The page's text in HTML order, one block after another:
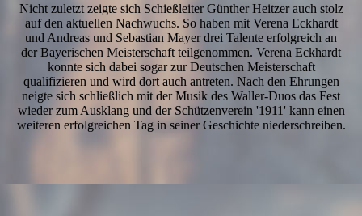
Nicht zuletzt zeigte sich Schießleiter Günther Heitzer auch stolz
auf den aktuellen Nachwuchs. So haben mit Verena Eckhardt
und Andreas und Sebastian Mayer drei Talente erfolgreich an
der Bayerischen Meisterschaft teilgenommen. Verena Eckhardt
konnte sich dabei sogar zur Deutschen Meisterschaft
qualifizieren und wird dort auch antreten. Nach den Ehrungen
neigte sich schließlich mit der Musik des Waller-Duos das Fest
wieder zum Ausklang und der Schützenverein '1911' kann einen
weiteren erfolgreichen Tag in seiner Geschichte niederschreiben.